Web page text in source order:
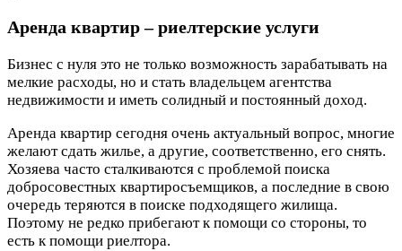
Аренда квартир – риелтерские услуги
Бизнес с нуля это не только возможность зарабатывать на
мелкие расходы, но и стать владельцем агентства
недвижимости и иметь солидный и постоянный доход.
Аренда квартир сегодня очень актуальный вопрос, многие
желают сдать жилье, а другие, соответственно, его снять.
Хозяева часто сталкиваются с проблемой поиска
добросовестных квартиросъемщиков, а последние в свою
очередь теряются в поиске подходящего жилища.
Поэтому не редко прибегают к помощи со стороны, то
есть к помощи риелтора.